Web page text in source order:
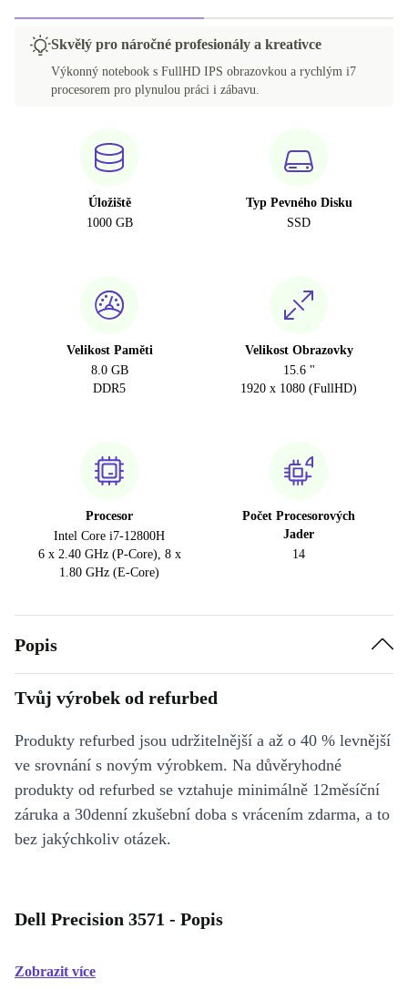
Skvělý pro náročné profesionály a kreativce
Výkonný notebook s FullHD IPS obrazovkou a rychlým i7
procesorem pro plynulou práci i zábavu.
Úložiště
1000 GB
Typ Pevného Disku
SSD
Velikost Paměti
8.0 GB
DDR5
Velikost Obrazovky
15.6 "
1920 x 1080 (FullHD)
Procesor
Intel Core i7-12800H
6 x 2.40 GHz (P-Core), 8 x
1.80 GHz (E-Core)
Počet Procesorových
Jader
14
Popis
Tvůj výrobek od refurbed
Produkty refurbed jsou udržitelnější a až o 40 % levnější
ve srovnání s novým výrobkem. Na důvěryhodné
produkty od refurbed se vztahuje minimálně 12měsíční
záruka a 30denní zkušební doba s vrácením zdarma, a to
bez jakýchkoliv otázek.
Dell Precision 3571 - Popis
Zobrazit více